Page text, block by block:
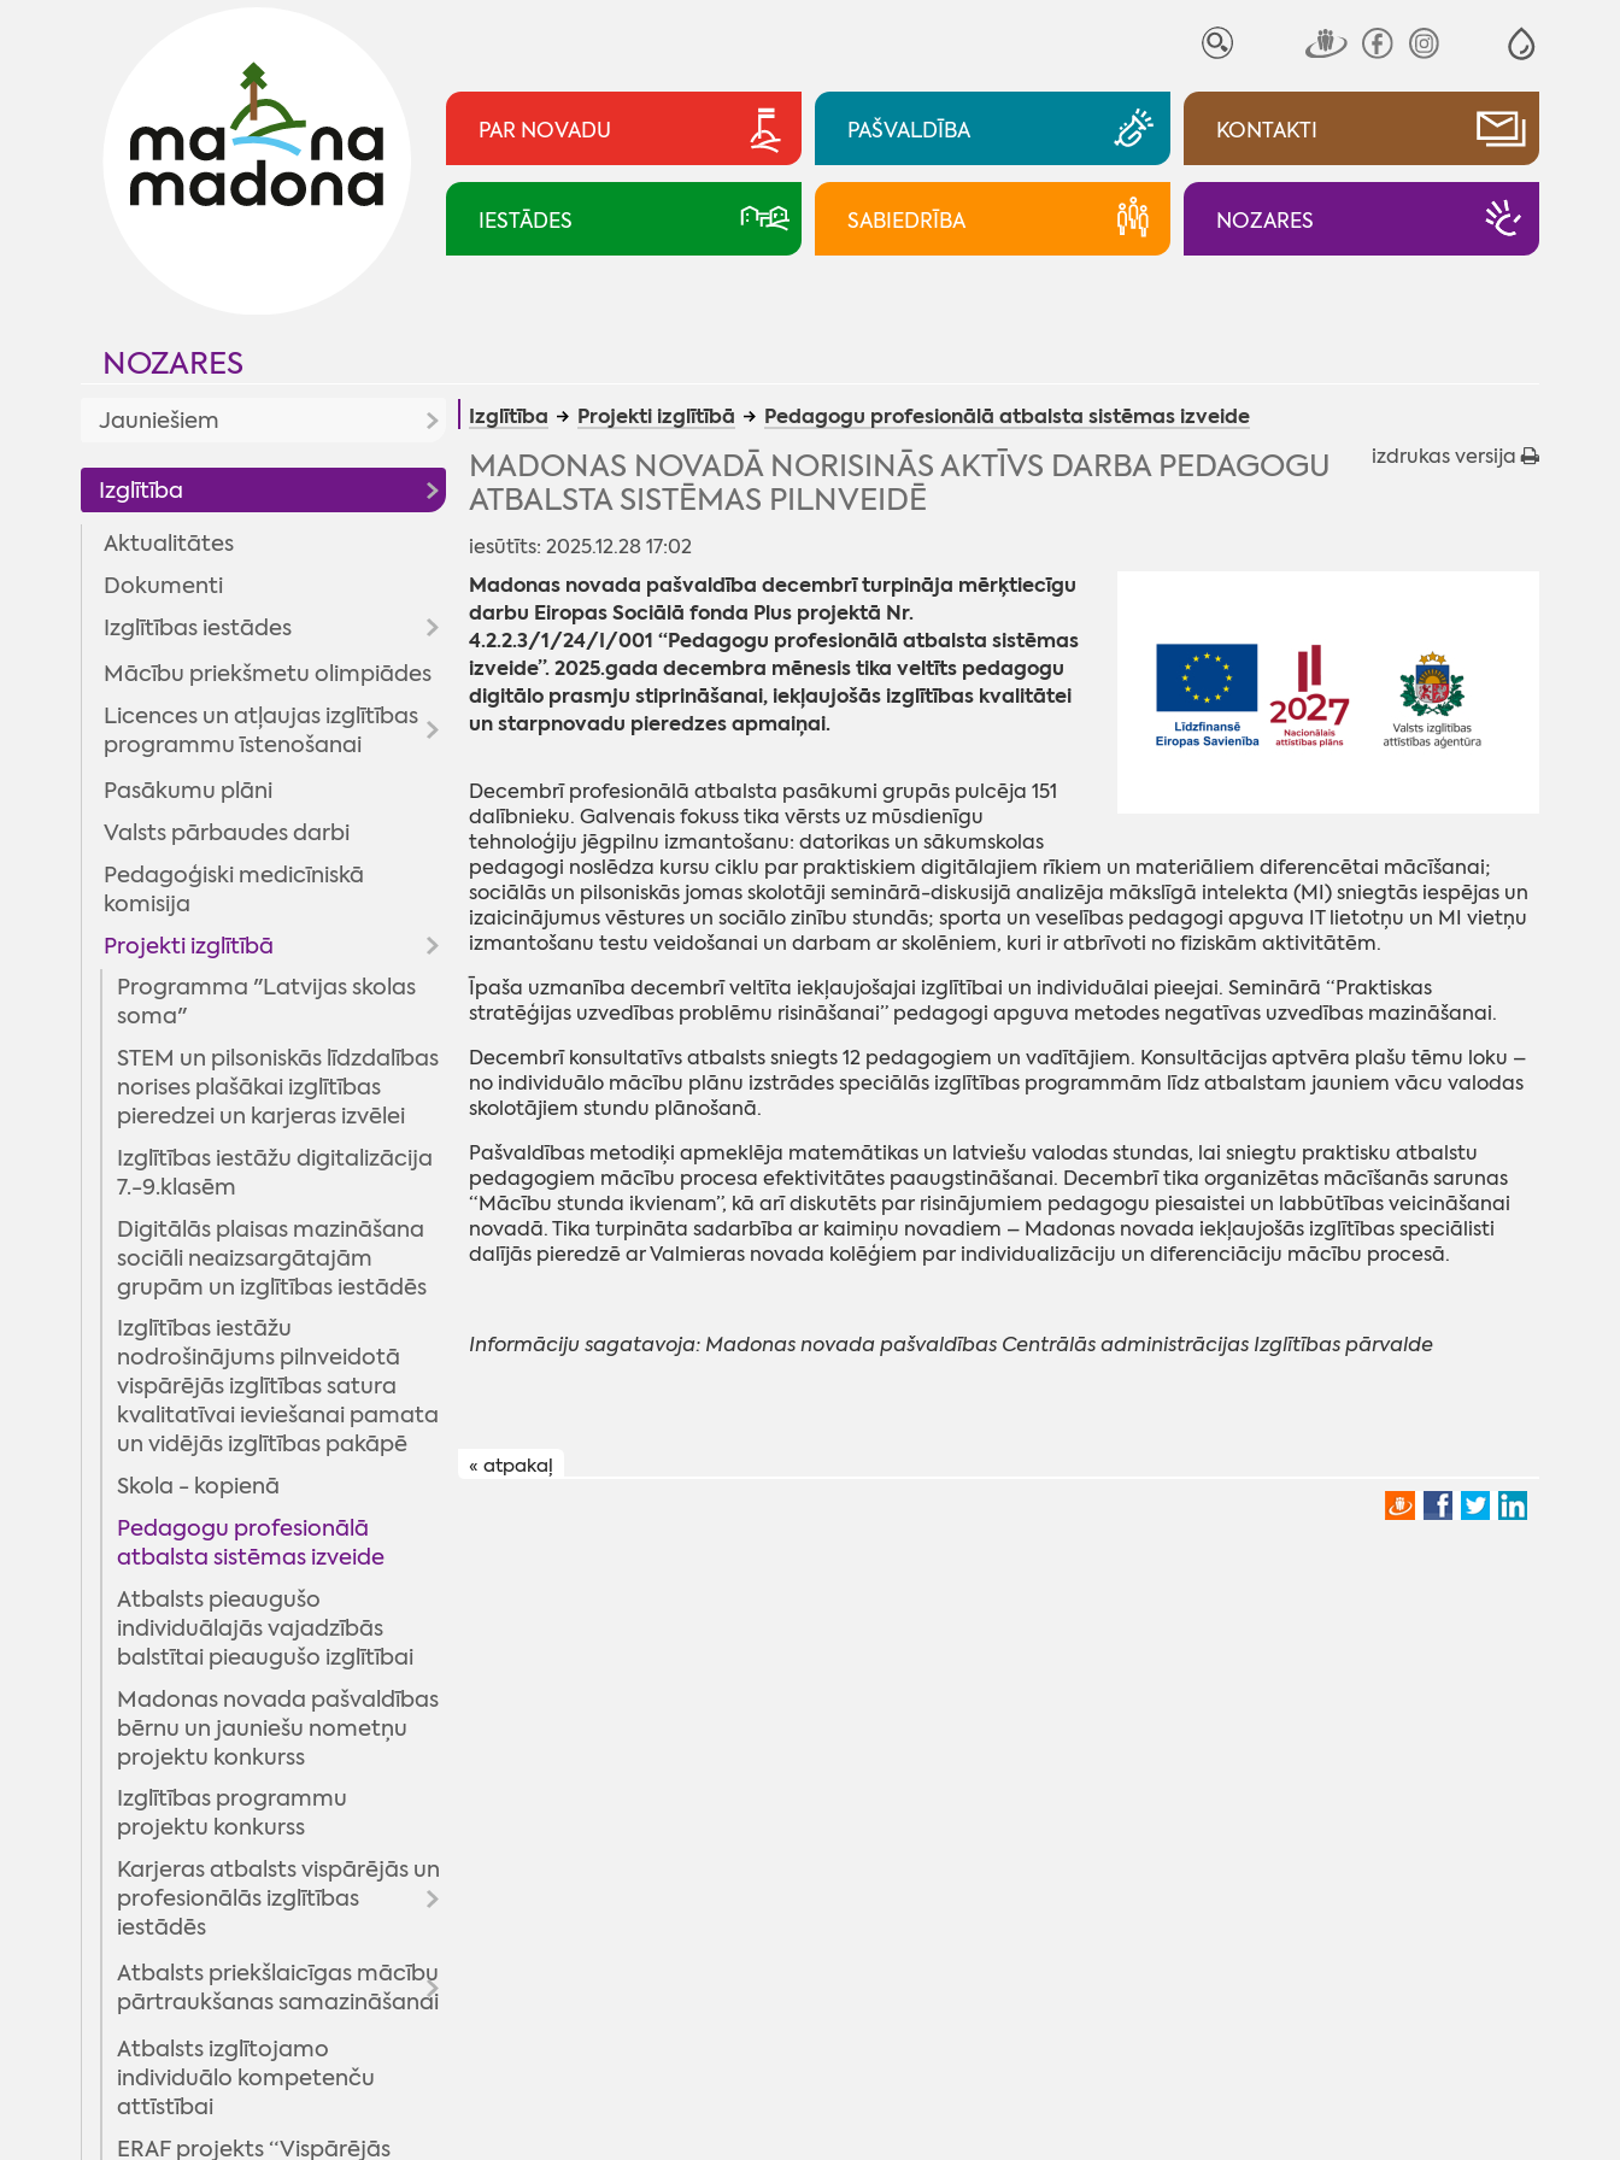
PAR NOVADU PAŠVALDĪBA KONTAKTI
IESTĀDES SABIEDRĪBA NOZARES
NOZARES
Jauniešiem
Jaunumi
Jaunatnes politika
Jaunatnes lietu komisija
Madonas novada jauniešu
dome
EURODESK
Brīvprātīgais darbs
Projekti
Projekts "Kontakts"
Projekts "Proti un dari 2.0"
"Digitālā darba ar jaunatni
sistēmas attīstība
pašvaldībās"
Realizētie projekti
Jauniešu projekts "DZĪVO""
Projekts "Labbūtības
ceļakartes aktivitāšu
īstenošana Madonas
novadā”
Projekts "Jaunatnes
darbinieku kapacitātes
stiprināšana, attīstot
digitālā un mobilā /ielu
darba ar jaunatni sistēmu
Madonas novadā"
Projekts "Kopā darām"
Projekts "Kaļam plānus"
Nometnes
Izglītība
Aktualitātes
Dokumenti
Izglītības iestādes
Vispārizglītojošās skolas
Pirmsskolas izglītības iestādes
Interešu un profesionālās
ievirzes izglītības iestādes
Mācību priekšmetu olimpiādes
Licences un atļaujas izglītības
programmu īstenošanai
Interešu izglītība
Neformālā izglītība
Pedagogu profesionālā
pilnveide
Pasākumu plāni
Valsts pārbaudes darbi
Pedagoģiski medicīniskā
komisija
Projekti izglītībā
Programma "Latvijas skolas
soma"
STEM un pilsoniskās līdzdalības
norises plašākai izglītības
pieredzei un karjeras izvēlei
Izglītības iestāžu digitalizācija
7.-9.klasēm
Digitālās plaisas mazināšana
sociāli neaizsargātajām
grupām un izglītības iestādēs
Izglītības iestāžu
nodrošinājums pilnveidotā
vispārējās izglītības satura
kvalitatīvai ieviešanai pamata
un vidējās izglītības pakāpē
Skola - kopienā
Pedagogu profesionālā
atbalsta sistēmas izveide
Atbalsts pieaugušo
individuālajās vajadzībās
balstītai pieaugušo izglītībai
Madonas novada pašvaldības
bērnu un jauniešu nometņu
projektu konkurss
Izglītības programmu
projektu konkurss
Karjeras atbalsts vispārējās un
profesionālās izglītības
iestādēs
Karjeras atbalsta pasākumi
2022
Karjeras atbalsta pasākumi
2021
Karjeras atbalsta pasākumi
2020
Atbalsts priekšlaicīgas mācību
pārtraukšanas samazināšanai
Jaunatnes iniciatīvu
projektu konkurss
(PuMPuRS) - 2019
Projekts "MĒS ESAM STIPRI!"
Jaunatnes iniciatīvu
Atbalsts izglītojamo
individuālo kompetenču
attīstībai
ERAF projekts “Vispārējās
Izglītība Projekti izglītībā Pedagogu profesionālā atbalsta sistēmas izveide
izdrukas versija
MADONAS NOVADĀ NORISINĀS AKTĪVS DARBA PEDAGOGU
ATBALSTA SISTĒMAS PILNVEIDĒ
iesūtīts: 2025.12.28 17:02
Madonas novada pašvaldība decembrī turpināja mērķtiecīgu
darbu Eiropas Sociālā fonda Plus projektā Nr.
4.2.2.3/1/24/I/001 “Pedagogu profesionālā atbalsta sistēmas
izveide”. 2025.gada decembra mēnesis tika veltīts pedagogu
digitālo prasmju stiprināšanai, iekļaujošās izglītības kvalitātei
un starpnovadu pieredzes apmaiņai.
Decembrī profesionālā atbalsta pasākumi grupās pulcēja 151
dalībnieku. Galvenais fokuss tika vērsts uz mūsdienīgu
tehnoloģiju jēgpilnu izmantošanu: datorikas un sākumskolas
pedagogi noslēdza kursu ciklu par praktiskiem digitālajiem rīkiem un materiāliem diferencētai mācīšanai;
sociālās un pilsoniskās jomas skolotāji seminārā-diskusijā analizēja mākslīgā intelekta (MI) sniegtās iespējas un
izaicinājumus vēstures un sociālo zinību stundās; sporta un veselības pedagogi apguva IT lietotņu un MI vietņu
izmantošanu testu veidošanai un darbam ar skolēniem, kuri ir atbrīvoti no fiziskām aktivitātēm.
Īpaša uzmanība decembrī veltīta iekļaujošajai izglītībai un individuālai pieejai. Seminārā “Praktiskas
stratēģijas uzvedības problēmu risināšanai” pedagogi apguva metodes negatīvas uzvedības mazināšanai.
Decembrī konsultatīvs atbalsts sniegts 12 pedagogiem un vadītājiem. Konsultācijas aptvēra plašu tēmu loku –
no individuālo mācību plānu izstrādes speciālās izglītības programmām līdz atbalstam jauniem vācu valodas
skolotājiem stundu plānošanā.
Pašvaldības metodiķi apmeklēja matemātikas un latviešu valodas stundas, lai sniegtu praktisku atbalstu
pedagogiem mācību procesa efektivitātes paaugstināšanai. Decembrī tika organizētas mācīšanās sarunas
“Mācību stunda ikvienam”, kā arī diskutēts par risinājumiem pedagogu piesaistei un labbūtības veicināšanai
novadā. Tika turpināta sadarbība ar kaimiņu novadiem – Madonas novada iekļaujošās izglītības speciālisti
dalījās pieredzē ar Valmieras novada kolēģiem par individualizāciju un diferenciāciju mācību procesā.
Informāciju sagatavoja: Madonas novada pašvaldības Centrālās administrācijas Izglītības pārvalde
« atpakaļ